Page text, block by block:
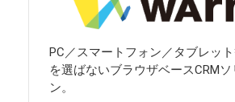
PC／スマートフォン／タブレッ
を選ばないブラウザベースCRMソ
ン。